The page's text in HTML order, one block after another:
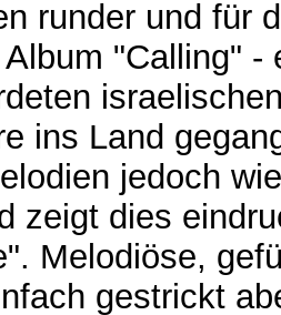
runder und für
"Calling"
ins Land
jedoch
zeigt dies
Melodiöse,
gestrickt